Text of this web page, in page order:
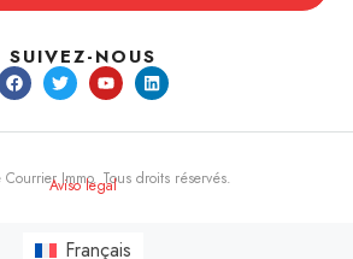
SUIVEZ-NOUS
Immo. Tous droits réservés.
Aviso legal
Français